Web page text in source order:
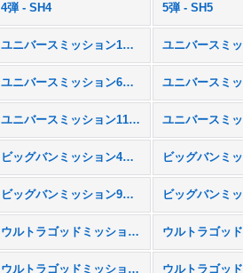
4弾 - SH4 5弾 - SH5
ユニバースミッション1弾 - UM1
ユニバースミッション6弾 - UM6
ユニバースミッション11弾 - UM11
ビッグバンミッション4弾 - BM4
ビッグバンミッション9弾 - BM9
ウルトラゴッドミッション2弾 - UGM2
ウルトラゴッドミッション7弾 - UGM7